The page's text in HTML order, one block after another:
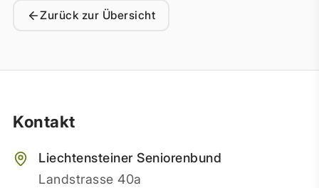
Zurück zur Übersicht
Kontakt
Liechtensteiner Seniorenbund
Landstrasse 40a